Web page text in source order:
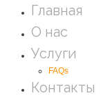
Главная
О нас
Услуги
FAQs
Контакты